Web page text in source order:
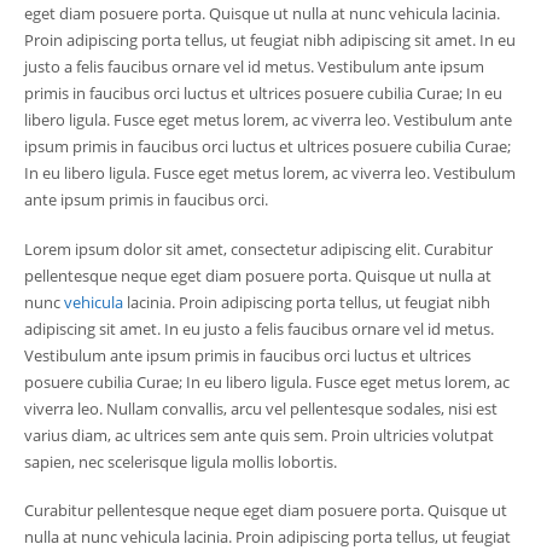
eget diam posuere porta. Quisque ut nulla at nunc vehicula lacinia.
Proin adipiscing porta tellus, ut feugiat nibh adipiscing sit amet. In eu
justo a felis faucibus ornare vel id metus. Vestibulum ante ipsum
primis in faucibus orci luctus et ultrices posuere cubilia Curae; In eu
libero ligula. Fusce eget metus lorem, ac viverra leo. Vestibulum ante
ipsum primis in faucibus orci luctus et ultrices posuere cubilia Curae;
In eu libero ligula. Fusce eget metus lorem, ac viverra leo. Vestibulum
ante ipsum primis in faucibus orci.
Lorem ipsum dolor sit amet, consectetur adipiscing elit. Curabitur
pellentesque neque eget diam posuere porta. Quisque ut nulla at
nuncvehicula lacinia. Proin adipiscing porta tellus, ut feugiat nibh
adipiscing sit amet. In eu justo a felis faucibus ornare vel id metus.
Vestibulum ante ipsum primis in faucibus orci luctus et ultrices
posuere cubilia Curae; In eu libero ligula. Fusce eget metus lorem, ac
viverra leo. Nullam convallis, arcu vel pellentesque sodales, nisi est
varius diam, ac ultrices sem ante quis sem. Proin ultricies volutpat
sapien, nec scelerisque ligula mollis lobortis.
Curabitur pellentesque neque eget diam posuere porta. Quisque ut
nulla at nunc vehicula lacinia. Proin adipiscing porta tellus, ut feugiat